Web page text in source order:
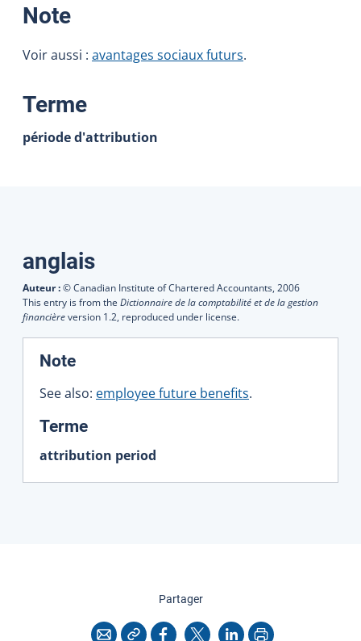
Note:
Voir aussi : avantages sociaux futurs.
Terme:
période d'attribution
Traductions
anglais
Auteur :© Canadian Institute of Chartered Accountants, 2006
This entry is from the Dictionnaire de la comptabilité et de la gestion
financièreversion 1.2, reproduced under license.
Note:
See also: employee future benefits.
Terme:
attribution period
Partagercette page
CourrielCopier l'adresse
Facebook
X LinkedInImprimer